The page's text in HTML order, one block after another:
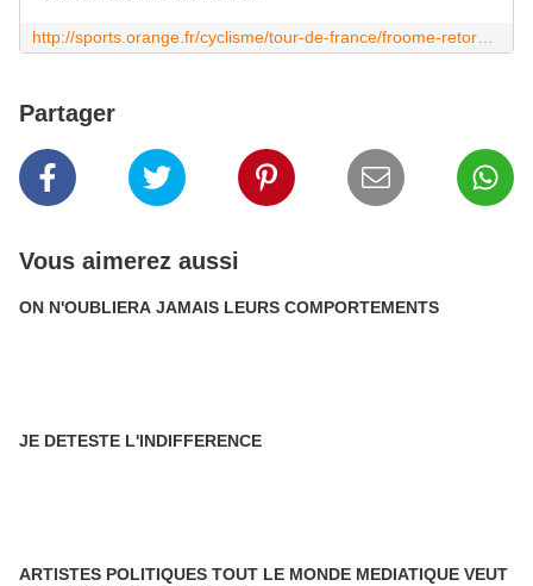
Partager
Vous aimerez aussi
ON N'OUBLIERA JAMAIS LEURS COMPORTEMENTS
JE DETESTE L'INDIFFERENCE
ARTISTES POLITIQUES TOUT LE MONDE MEDIATIQUE VEUT